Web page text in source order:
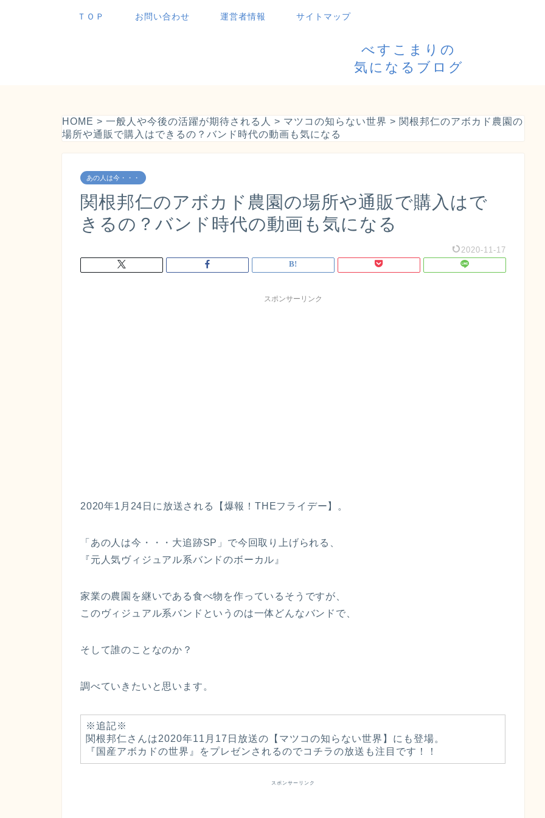
ＴＯＰ お問い合わせ 運営者情報 サイトマップ
べすこまりの
気になるブログ
HOME > 一般人や今後の活躍が期待される人 > マツコの知らない世界 > 関根邦仁のアボカド農園の
場所や通販で購入はできるの？バンド時代の動画も気になる
あの人は今・・・
関根邦仁のアボカド農園の場所や通販で購入はで
きるの？バンド時代の動画も気になる
2020-11-17
スポンサーリンク
2020年1月24日に放送される【爆報！THEフライデー】。
「あの人は今・・・大追跡SP」で今回取り上げられる、
『元人気ヴィジュアル系バンドのボーカル』
家業の農園を継いである食べ物を作っているそうですが、
このヴィジュアル系バンドというのは一体どんなバンドで、
そして誰のことなのか？
調べていきたいと思います。
※追記※
関根邦仁さんは2020年11月17日放送の【マツコの知らない世界】にも登場。
『国産アボカドの世界』をプレゼンされるのでコチラの放送も注目です！！
スポンサーリンク